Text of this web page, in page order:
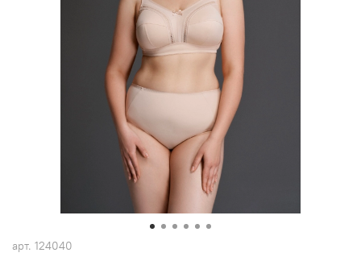
арт. 124040